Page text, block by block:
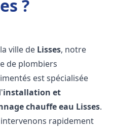
?
ville de Lisses, notre
de plombiers
est spécialisée
installation et
chauffe eau Lisses.
rapidement